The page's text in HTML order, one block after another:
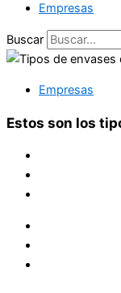
Empresas
Buscar
Empresas
Estos son los